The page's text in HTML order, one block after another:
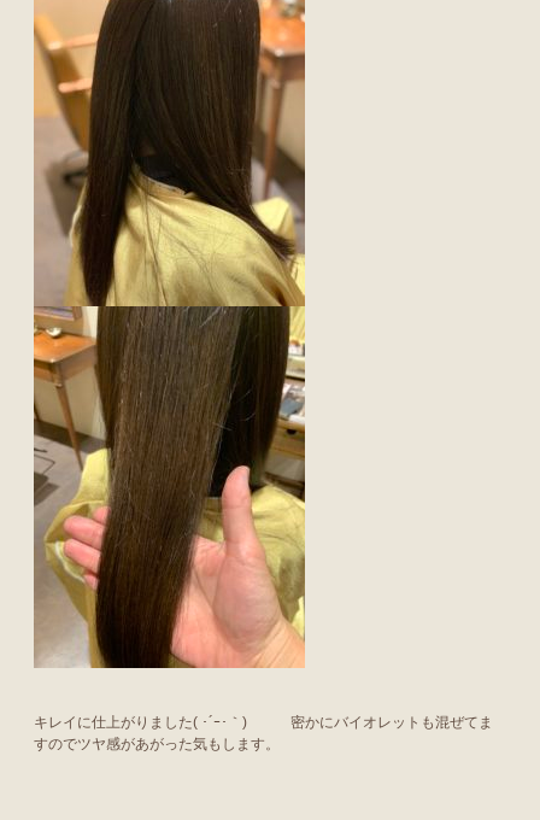
キレイに仕上がりました( ･´ｰ･｀) 密かにバイオレットも混ぜてま
すのでツヤ感があがった気もします。